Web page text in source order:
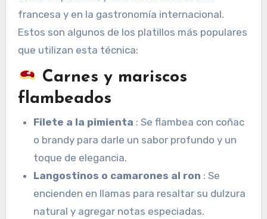
francesa y en la gastronomía internacional.
Estos son algunos de los platillos más populares
que utilizan esta técnica:
Carnes y mariscos
flambeados
Filete a la pimienta : Se flambea con coñac
o brandy para darle un sabor profundo y un
toque de elegancia.
Langostinos o camarones al ron : Se
encienden en llamas para resaltar su dulzura
natural y agregar notas especiadas.